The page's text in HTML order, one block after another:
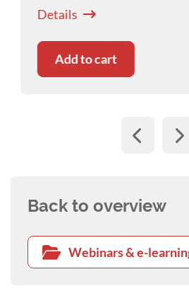
Hautbarriere stabilisiert und
Details
Add to cart
Back to overview
Webinars & e-